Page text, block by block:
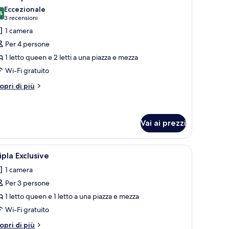
su 10
Eccezionale
3 recensioni
(3
recensioni)
1 camera
Per 4 persone
1 letto queen e 2 letti a una piazza e mezza
Wi-Fi gratuito
di più
Vai ai prezzi
da letto di alta qualità, materassi a doppio strato, minibar
Tripla Exclusive | Biancheria da letto di alta
3 Exclusive
1 camera
Per 3 persone
1 letto queen e 1 letto a una piazza e mezza
Wi-Fi gratuito
di più